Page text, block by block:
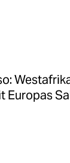
Europas